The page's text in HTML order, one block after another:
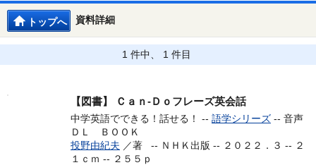
資料詳細
トップへ
1 件中、 1 件目
【図書】 Ｃａｎ‐Ｄｏフレーズ英会話
中学英語でできる！話せる！ -- 語学シリーズ -- 音声
ＤＬ ＢＯＯＫ
投野由紀夫 ／著 -- ＮＨＫ出版 -- ２０２２．３ -- ２
１ｃｍ -- ２５５ｐ